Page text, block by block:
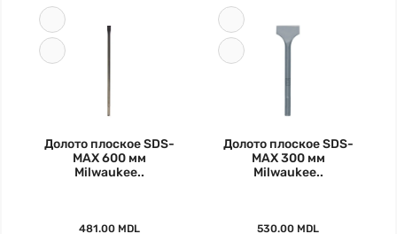
Долото плоское SDS-
MAX 600 мм
Milwaukee..
481.00 MDL
Долото плоское SDS-
MAX 300 мм
Milwaukee..
530.00 MDL